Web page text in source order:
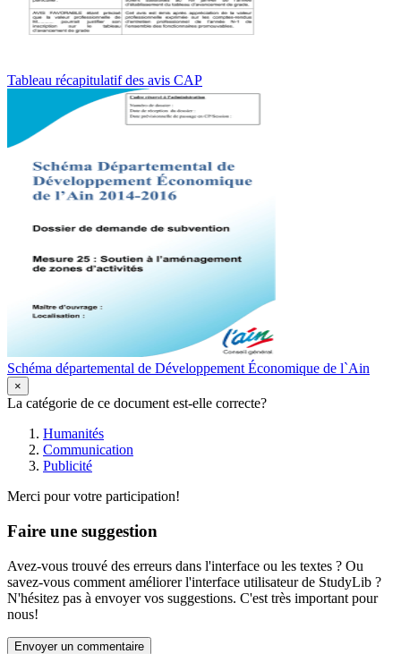
Tableau récapitulatif des avis CAP
Schéma départemental de Développement Économique de l`Ain
×
La catégorie de ce document est-elle correcte?
Humanités
Communication
Publicité
Merci pour votre participation!
Faire une suggestion
Avez-vous trouvé des erreurs dans l'interface ou les textes ? Ou
savez-vous comment améliorer l'interface utilisateur de StudyLib ?
N'hésitez pas à envoyer vos suggestions. C'est très important pour
nous!
Envoyer un commentaire